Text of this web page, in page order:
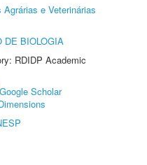
e Veterinárias
DE BIOLOGIA
RDIDP Academic
Google Scholar